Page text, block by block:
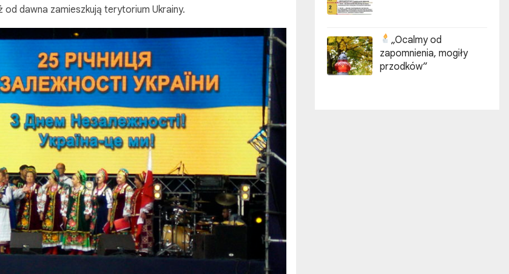
od dawna zamieszkują terytorium Ukrainy.
„Ocalmy od
zapomnienia, mogiły
przodków”